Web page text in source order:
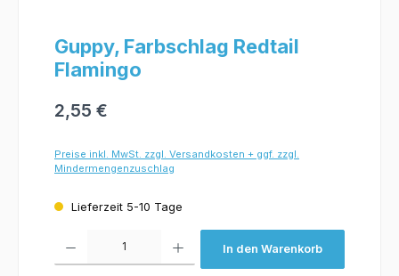
Guppy, Farbschlag Redtail
Flamingo
2,55 €
Preise inkl. MwSt. zzgl. Versandkosten + ggf. zzgl.
Mindermengenzuschlag
Lieferzeit 5-10 Tage
In den Warenkorb